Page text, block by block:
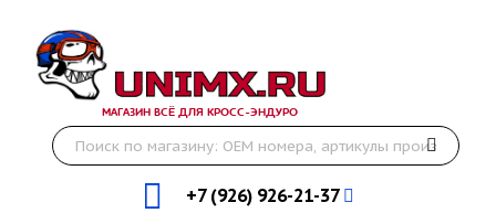
МАГАЗИН ВСЁ ДЛЯ КРОСС-ЭНДУРО
+7 (926) 926-21-37